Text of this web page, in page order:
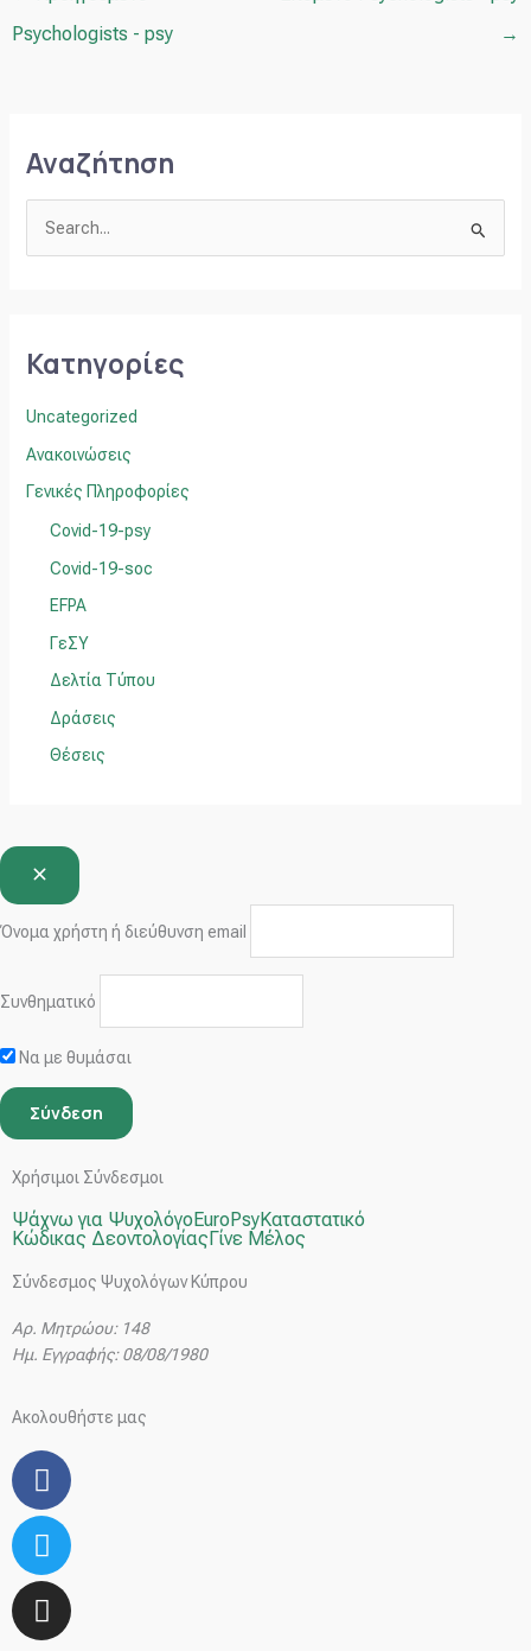
Psychologists - psy
→
Αναζήτηση
ή
σ
η
Κατηγορίες
Uncategorized
Ανακοινώσεις
Γενικές Πληροφορίες
Covid-19-psy
Covid-19-soc
EFPA
ΓεΣΥ
Δελτία Τύπου
Δράσεις
Θέσεις
Όνομα χρήστη ή διεύθυνση email
Συνθηματικό
Να με θυμάσαι
Χρήσιμοι Σύνδεσμοι
Ψάχνω για ΨυχολόγοEuroPsyΚαταστατικό
Κώδικας Δεοντολογίας Γίνε Μέλος
Σύνδεσμος Ψυχολόγων Κύπρου
Αρ. Μητρώου: 148
Ημ. Εγγραφής: 08/08/1980
Ακολουθήστε μας
Facebook
Twitter
Instagram